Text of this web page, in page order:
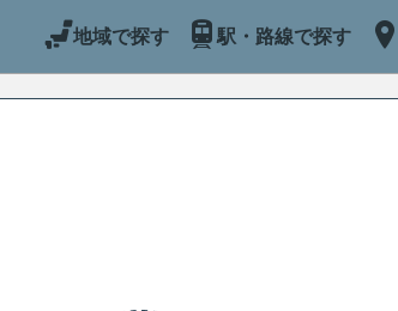
地域で探す 駅・路線で探す